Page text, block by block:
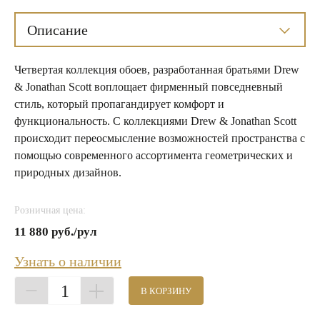
Описание
Четвертая коллекция обоев, разработанная братьями Drew
& Jonathan Scott воплощает фирменный повседневный
стиль, который пропагандирует комфорт и
функциональность. С коллекциями Drew & Jonathan Scott
происходит переосмысление возможностей пространства с
помощью современного ассортимента геометрических и
природных дизайнов.
Розничная цена:
11 880 руб./рул
Узнать о наличии
1 В КОРЗИНУ